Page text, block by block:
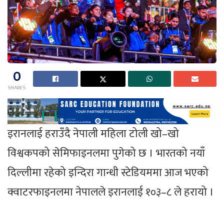
0
SHARES
इरानलाई हराउँदै नेपाली महिला टोली खो–खो
विश्वकपको सेमिफाइनलमा पुगेको छ । भारतको नयाँ
दिल्लीमा रहेको इन्दिरा गान्धी स्टेडियममा आज भएको
क्वाटरफाइनलमा नेपालले इरानलाई १०३–८ ले हरायो ।